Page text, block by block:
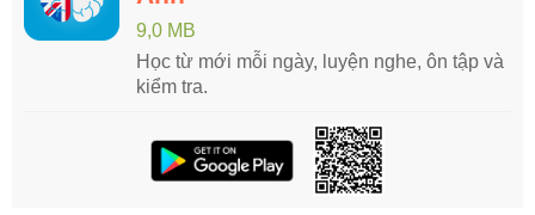
9,0 MB
Học từ mới mỗi ngày, luyện nghe, ôn tập và
kiểm tra.